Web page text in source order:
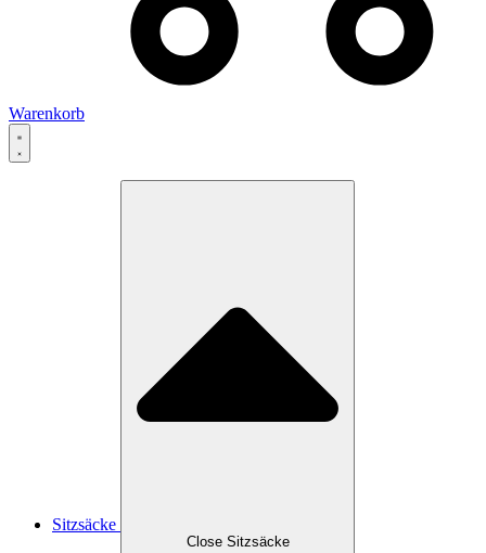
Warenkorb
Sitzsäcke
Close Sitzsäcke